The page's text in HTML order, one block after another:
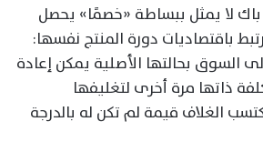
باك لا يمثل ببساطة «خصمًا» يحصل
باقتصاديات دورة المنتج نفسها:
السوق بحالتها الأصلية يمكن إعادة
ذاتها مرة أخرى لتغليفها
الغلاف قيمة لم تكن له بالدرجة